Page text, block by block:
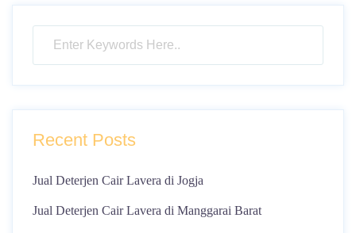
Recent Posts
Jual Deterjen Cair Lavera di Jogja
Jual Deterjen Cair Lavera di Manggarai Barat